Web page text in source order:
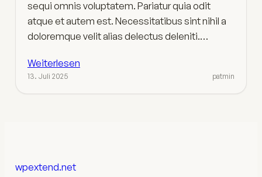
sequi omnis voluptatem. Pariatur quia odit
atque et autem est. Necessitatibus sint nihil a
doloremque velit alias delectus deleniti.…
Weiterlesen
13. Juli 2025 patmin
wpextend.net